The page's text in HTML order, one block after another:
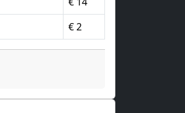
€ 2